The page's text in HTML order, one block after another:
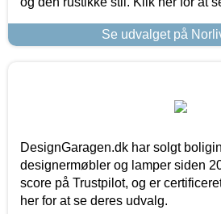
Se udvalget på
DesignGaragen.dk har solgt
designermøbler og lamper siden
score på Trustpilot, og er
her for at se deres udvalg.